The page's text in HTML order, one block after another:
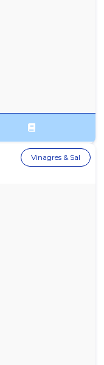
Vinagres & Sal